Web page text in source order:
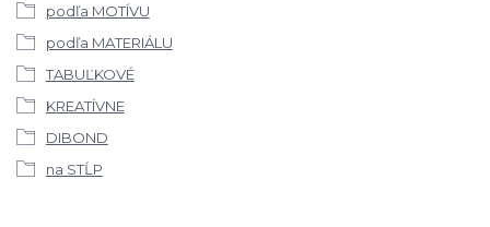
podľa MOTÍVU
podľa MATERIÁLU
TABUĽKOVÉ
KREATÍVNE
DIBOND
na STĹP